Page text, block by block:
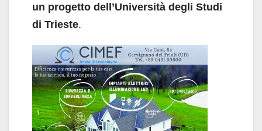
un progetto dell’Università degli Studi
di Trieste.